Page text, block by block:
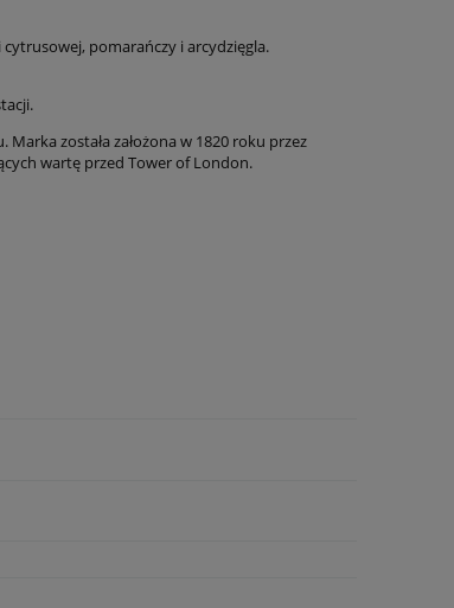
pomarańczy i arcydzięgla.
została założona w 1820 roku przez
wartę przed Tower of London.